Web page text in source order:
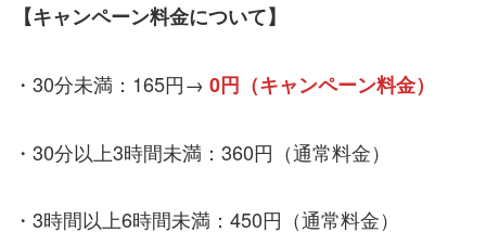
【キャンペーン料金について】
・30分未満：165円→ 0円（キャンペーン料金）
・30分以上3時間未満：360円（通常料金）
・3時間以上6時間未満：450円（通常料金）